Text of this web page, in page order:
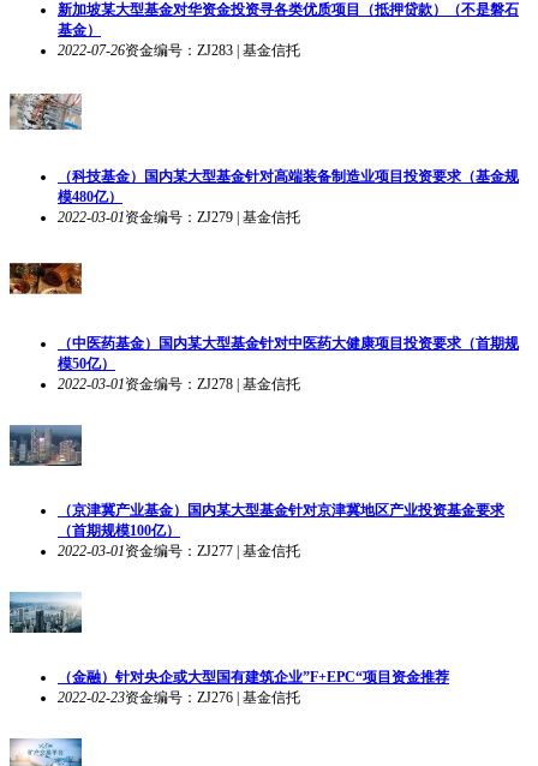
新加坡某大型基金对华资金投资寻各类优质项目（抵押贷款）（不是磐石
基金）
2022-07-26资金编号：ZJ283 | 基金信托
（科技基金）国内某大型基金针对高端装备制造业项目投资要求（基金规
模480亿）
2022-03-01资金编号：ZJ279 | 基金信托
（中医药基金）国内某大型基金针对中医药大健康项目投资要求（首期规
模50亿）
2022-03-01资金编号：ZJ278 | 基金信托
（京津冀产业基金）国内某大型基金针对京津冀地区产业投资基金要求
（首期规模100亿）
2022-03-01资金编号：ZJ277 | 基金信托
（金融）针对央企或大型国有建筑企业”F+EPC“项目资金推荐
2022-02-23资金编号：ZJ276 | 基金信托